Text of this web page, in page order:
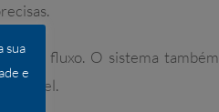
o fluxo. O sistema também
papel.
sua
e